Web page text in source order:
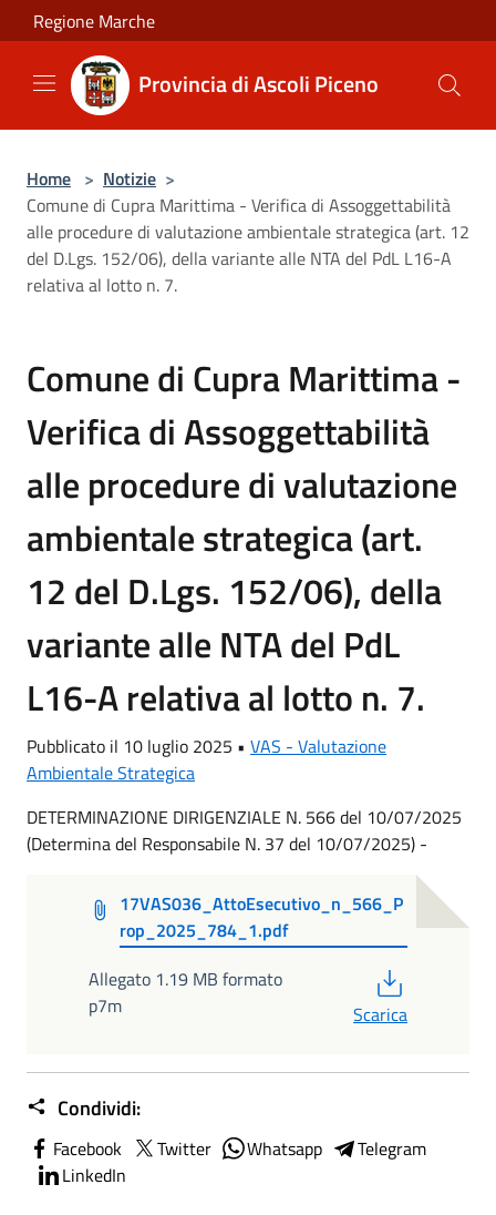
Salta al contenuto principale
Regione Marche
Provincia di Ascoli Piceno
Home > Notizie >
Comune di Cupra Marittima - Verifica di Assoggettabilità
alle procedure di valutazione ambientale strategica (art. 12
del D.Lgs. 152/06), della variante alle NTA del PdL L16-A
relativa al lotto n. 7.
Comune di Cupra Marittima -
Verifica di Assoggettabilità
alle procedure di valutazione
ambientale strategica (art.
12 del D.Lgs. 152/06), della
variante alle NTA del PdL
L16-A relativa al lotto n. 7.
Pubblicato il 10 luglio 2025 • VAS - Valutazione
Ambientale Strategica
DETERMINAZIONE DIRIGENZIALE N. 566 del 10/07/2025
(Determina del Responsabile N. 37 del 10/07/2025) -
17VAS036_AttoEsecutivo_n_566_P
rop_2025_784_1.pdf
Allegato 1.19 MB formato
p7m
Scarica
Condividi:
Facebook Twitter Whatsapp
Telegram
LinkedIn